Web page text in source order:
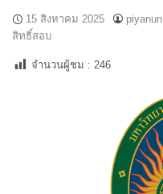
15 สิงหาคม 2025 piyanun
สิทธิ์สอบ
จำนวนผู้ชม : 246